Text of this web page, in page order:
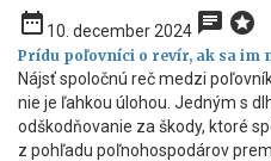
date_range 10. december 2024 chat stars
Prídu poľovníci o revír, ak sa im
Nájsť spoločnú reč medzi
nie je ľahkou úlohou. Jedným s
odškodňovanie za škody, ktoré
z pohľadu poľnohospodárov